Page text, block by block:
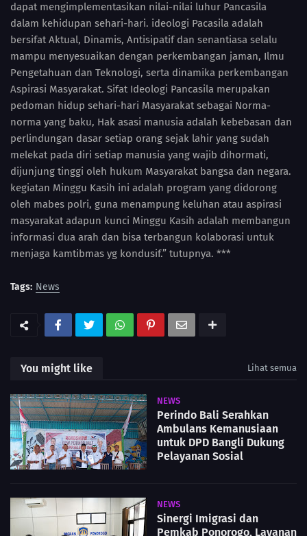
dapat mengimplementasikan nilai-nilai luhur Pancasila
dalam kehidupan sehari-hari. ideologi Pacasila adalah
bersifat Aktual, Dinamis, Antisipatif dan senantiasa selalu
mampu menyesuaikan dengan perkembangan jaman, Ilmu
Pengetahuan dan Teknologi, serta dinamika perkembangan
Aspirasi Masyarakat. Sifat Ideologi Pancasila merupakan
pedoman hidup sehari-hari Masyarakat sebagai Norma-
norma yang baku, Hak asasi manusia adalah kebebasan dan
perlindungan dasar setiap orang sejak lahir yang sudah
melekat pada diri setiap manusia yang wajib dihormati,
dijunjung tinggi oleh hukum Masyarakat bangsa dan negara.
kegiatan Minggu Kasih ini adalah program yang didorong
oleh mabes polri, guna menampung keluhan atau aspirasi
masyarakat adapun kunci Minggu Kasih adalah membangun
informasi dua arah dan bisa terbangun kolaborasi untuk
menjaga kamtibmas yg kondusif.” tutupnya. ***
Tags: News
You might like Lihat semua
NEWS
Perindo Bali Serahkan
Ambulans Kemanusiaan
untuk DPD Bangli Dukung
Pelayanan Sosial
NEWS
Sinergi Imigrasi dan
Pemkab Ponorogo, Layanan